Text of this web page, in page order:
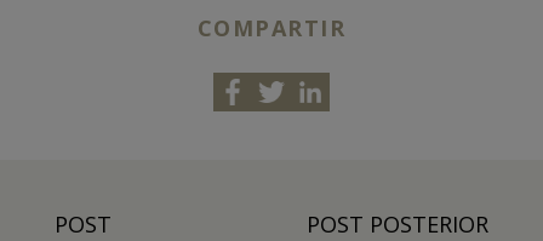
COMPARTIR
POST
POST POSTERIOR